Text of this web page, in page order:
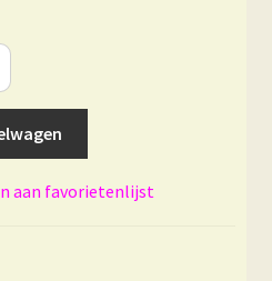
aan favorietenlijst